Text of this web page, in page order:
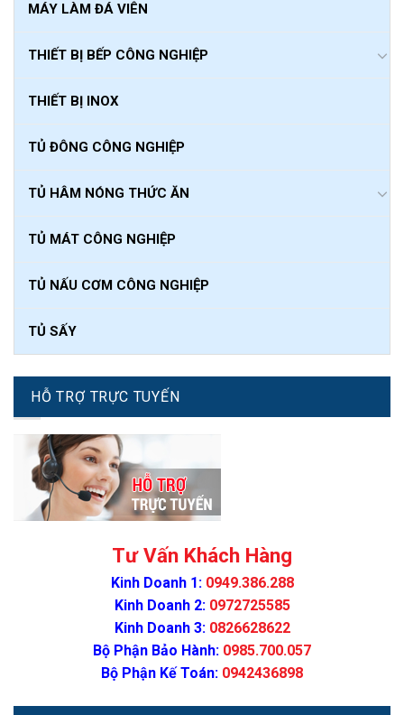
MÁY LÀM ĐÁ VIÊN
THIẾT BỊ BẾP CÔNG NGHIỆP
THIẾT BỊ INOX
TỦ ĐÔNG CÔNG NGHIỆP
TỦ HÂM NÓNG THỨC ĂN
TỦ MÁT CÔNG NGHIỆP
TỦ NẤU CƠM CÔNG NGHIỆP
TỦ SẤY
HỖ TRỢ TRỰC TUYẾN
Tư Vấn Khách Hàng
Kinh Doanh 1: 0949.386.288
Kinh Doanh 2: 0972725585
Kinh Doanh 3: 0826628622
Bộ Phận Bảo Hành: 0985.700.057
Bộ Phận Kế Toán: 0942436898